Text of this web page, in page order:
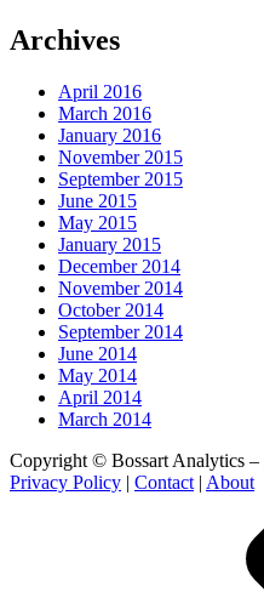
Archives
April 2016
March 2016
January 2016
November 2015
September 2015
June 2015
May 2015
January 2015
December 2014
November 2014
October 2014
September 2014
June 2014
May 2014
April 2014
March 2014
Copyright © Bossart Analytics –
Privacy Policy | Contact | About